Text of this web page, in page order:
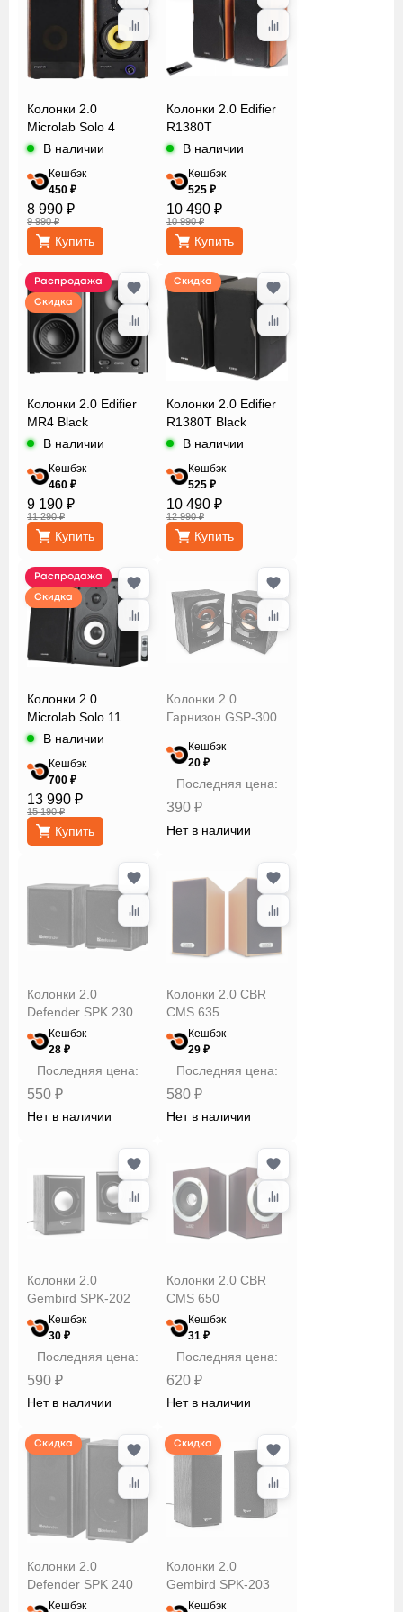
Колонки 2.0
Microlab Solo 4
В наличии
Кешбэк
450 ₽
8 990 ₽
9 990 ₽
Купить
Колонки 2.0 Edifier
R1380T
В наличии
Кешбэк
525 ₽
10 490 ₽
10 990 ₽
Купить
Распродажа
Скидка
Колонки 2.0 Edifier
MR4 Black
В наличии
Кешбэк
460 ₽
9 190 ₽
11 290 ₽
Купить
Скидка
Колонки 2.0 Edifier
R1380T Black
В наличии
Кешбэк
525 ₽
10 490 ₽
12 990 ₽
Купить
Распродажа
Скидка
Колонки 2.0
Microlab Solo 11
В наличии
Кешбэк
700 ₽
13 990 ₽
15 190 ₽
Купить
Колонки 2.0
Гарнизон GSP-300
Кешбэк
20 ₽
Последняя цена:
390 ₽
Нет в наличии
Колонки 2.0
Defender SPK 230
Кешбэк
28 ₽
Последняя цена:
550 ₽
Нет в наличии
Колонки 2.0 CBR
CMS 635
Кешбэк
29 ₽
Последняя цена:
580 ₽
Нет в наличии
Колонки 2.0
Gembird SPK-202
Кешбэк
30 ₽
Последняя цена:
590 ₽
Нет в наличии
Колонки 2.0 CBR
CMS 650
Кешбэк
31 ₽
Последняя цена:
620 ₽
Нет в наличии
Скидка
Колонки 2.0
Defender SPK 240
Кешбэк
Скидка
Колонки 2.0
Gembird SPK-203
Кешбэк